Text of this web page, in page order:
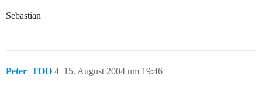
Sebastian
Peter_TOO 15. August 2004 um 19:46
4